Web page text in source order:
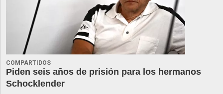
COMPARTIDOS
Piden seis años de prisión para los hermanos
Schocklender